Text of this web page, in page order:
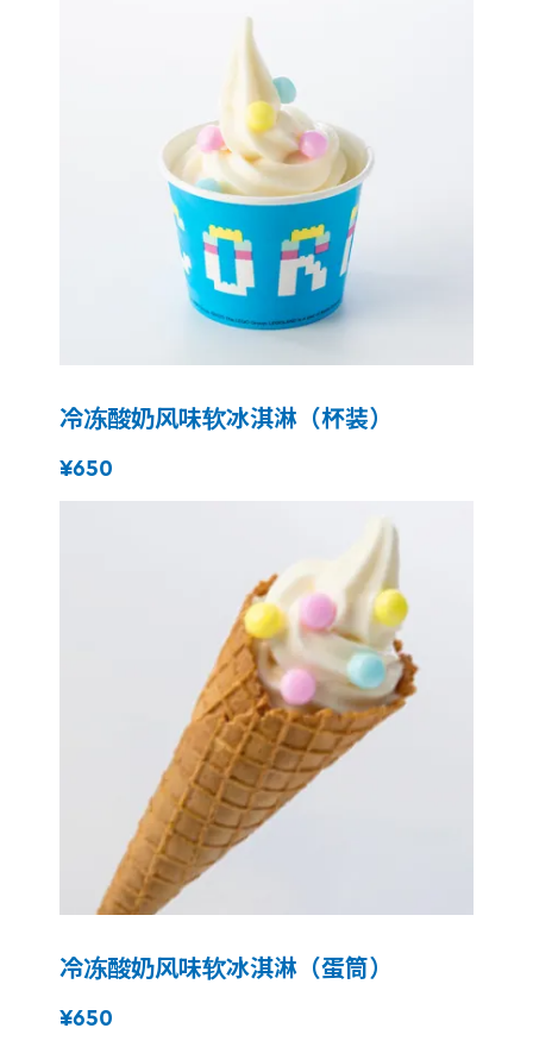
冷冻酸奶风味软冰淇淋（杯装）
¥650
冷冻酸奶风味软冰淇淋（蛋筒）
¥650